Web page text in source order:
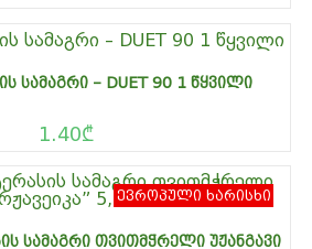
ᲡᲐᲛᲐᲒᲠᲘ – DUET 90 1 ᲬᲧᲕᲘᲚᲘ
1.40₾
ევროპული ხარისხი
ᲡᲐᲛᲐᲒᲠᲘ ᲗᲕᲘᲗᲛᲭᲠᲔᲚᲘ ᲣᲟᲐᲜᲒᲐᲕᲘ